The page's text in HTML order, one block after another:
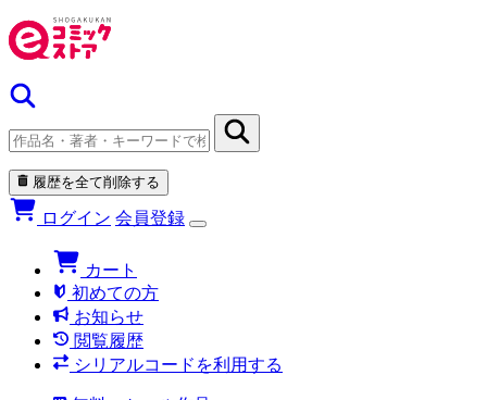
履歴を全て削除する
ログイン 会員登録
カート
初めての方
お知らせ
閲覧履歴
シリアルコードを利用する